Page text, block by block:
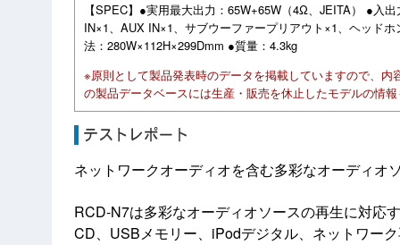
【SPEC】●実用最大出力：65W+65W（4Ω、JEITA） ●入
IN×1、AUX IN×1、サブウーファープリアウト×1、ヘッド
法：280W×112H×299Dmm ●質量：4.3kg
※原則として製品発表時のデータを掲載していますので、
の製品データベースには生産・販売を休止したモデルの情
ネットワークオーディオを含む多彩なオーディオ
RCD-N7は多彩なオーディオソースの再生に対応
CD、USBメモリー、iPodデジタル、ネットワー